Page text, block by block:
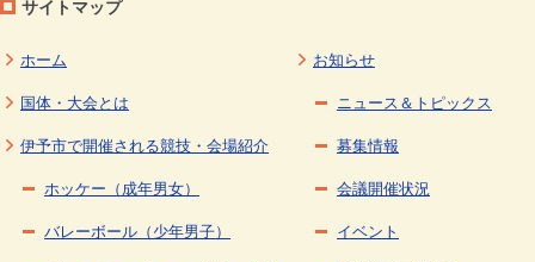
サイトマップ
ホーム
国体・大会とは
伊予市で開催される競技・会場紹介
ホッケー（成年男女）
バレーボール（少年男子）
お知らせ
ニュース＆トピックス
募集情報
会議開催状況
イベント